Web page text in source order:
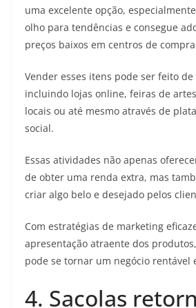
uma excelente opção,
olho para tendências e consegue
preços baixos em centros de
Vender esses itens pode ser feito
incluindo lojas online, feiras de
locais ou até mesmo através de
social.
Essas atividades não apenas
de obter uma renda extra, mas
criar algo belo e desejado pelos
Com estratégias de marketing
apresentação atraente dos
pode se tornar um negócio rentável
4. Sacolas